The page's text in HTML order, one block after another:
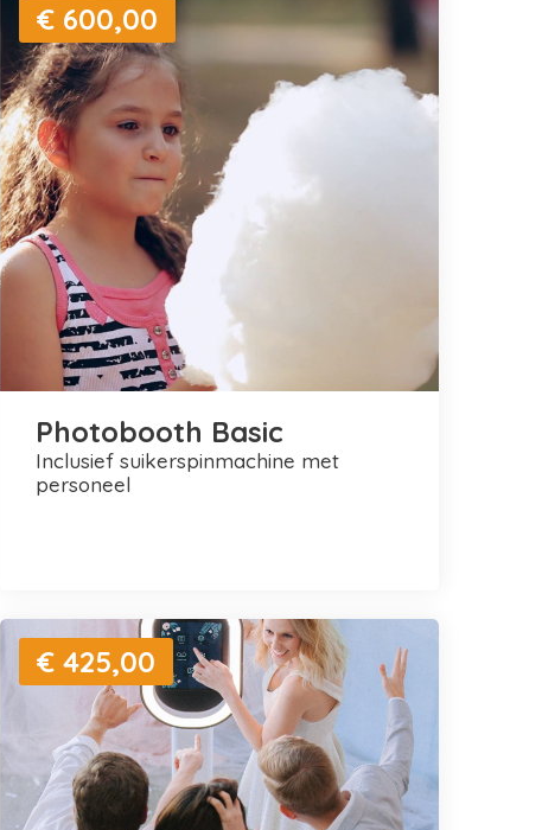
€ 600,00
Photobooth Basic
inclusief suikerspinmachine met
personeel
€ 425,00